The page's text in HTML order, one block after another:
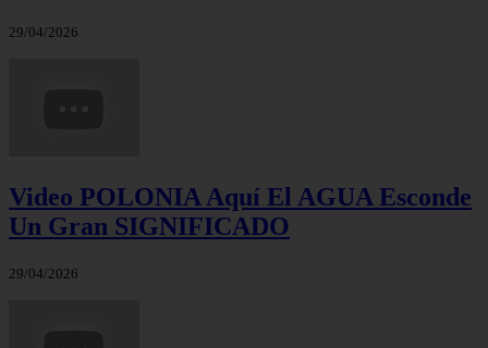
29/04/2026
Video POLONIA Aquí El AGUA Esconde
Un Gran SIGNIFICADO
29/04/2026